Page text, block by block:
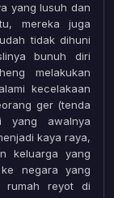
yang lusuh dan
mereka juga
tidak dihuni
bunuh diri
melakukan
kecelakaan
ger (tenda
yang awalnya
kaya raya,
keluarga yang
negara yang
rumah reyot di